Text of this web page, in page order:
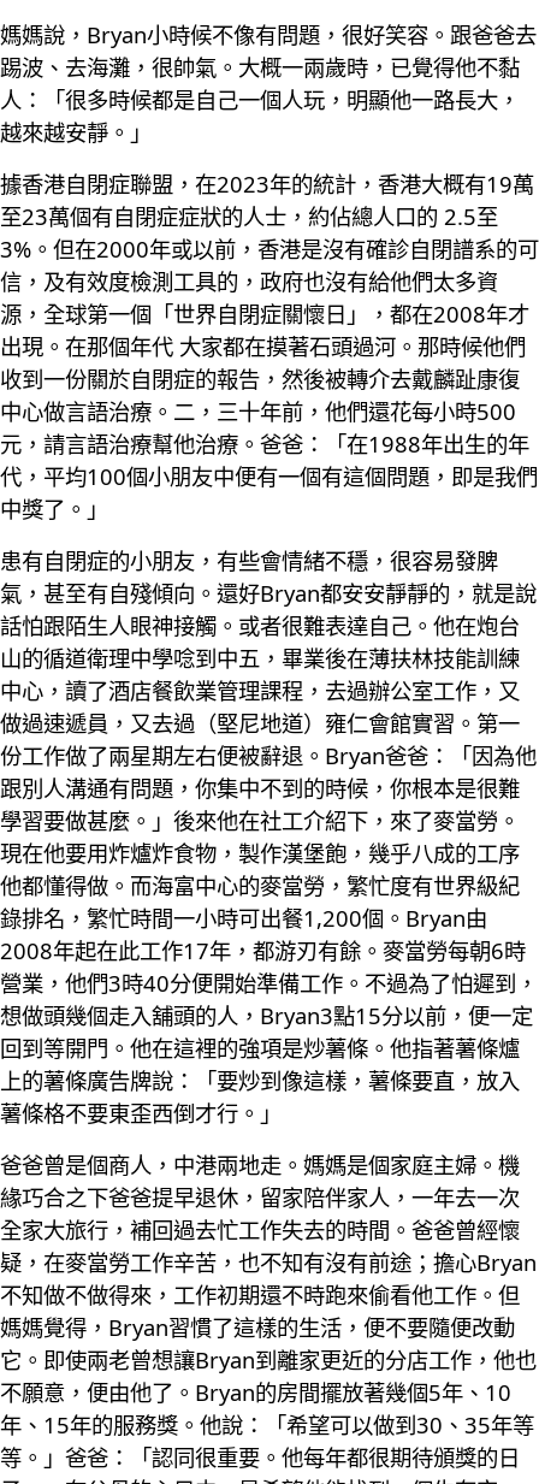
媽媽說，Bryan小時候不像有問題，很好笑容。跟爸爸去
踢波、去海灘，很帥氣。大概一兩歲時，已覺得他不黏
人：「很多時候都是自己一個人玩，明顯他一路長大，
越來越安靜。」
據香港自閉症聯盟，在2023年的統計，香港大概有19萬
至23萬個有自閉症症狀的人士，約佔總人口的 2.5至
3%。但在2000年或以前，香港是沒有確診自閉譜系的可
信，及有效度檢測工具的，政府也沒有給他們太多資
源，全球第一個「世界自閉症關懷日」，都在2008年才
出現。在那個年代 大家都在摸著石頭過河。那時候他們
收到一份關於自閉症的報告，然後被轉介去戴麟趾康復
中心做言語治療。二，三十年前，他們還花每小時500
元，請言語治療幫他治療。爸爸：「在1988年出生的年
代，平均100個小朋友中便有一個有這個問題，即是我們
中獎了。」
患有自閉症的小朋友，有些會情緒不穩，很容易發脾
氣，甚至有自殘傾向。還好Bryan都安安靜靜的，就是說
話怕跟陌生人眼神接觸。或者很難表達自己。他在炮台
山的循道衛理中學唸到中五，畢業後在薄扶林技能訓練
中心，讀了酒店餐飲業管理課程，去過辦公室工作，又
做過速遞員，又去過（堅尼地道）雍仁會館實習。第一
份工作做了兩星期左右便被辭退。Bryan爸爸：「因為他
跟別人溝通有問題，你集中不到的時候，你根本是很難
學習要做甚麼。」後來他在社工介紹下，來了麥當勞。
現在他要用炸爐炸食物，製作漢堡飽，幾乎八成的工序
他都懂得做。而海富中心的麥當勞，繁忙度有世界級紀
錄排名，繁忙時間一小時可出餐1,200個。Bryan由
2008年起在此工作17年，都游刃有餘。麥當勞每朝6時
營業，他們3時40分便開始準備工作。不過為了怕遲到，
想做頭幾個走入舖頭的人，Bryan3點15分以前，便一定
回到等開門。他在這裡的強項是炒薯條。他指著薯條爐
上的薯條廣告牌說：「要炒到像這樣，薯條要直，放入
薯條格不要東歪西倒才行。」
爸爸曾是個商人，中港兩地走。媽媽是個家庭主婦。機
緣巧合之下爸爸提早退休，留家陪伴家人，一年去一次
全家大旅行，補回過去忙工作失去的時間。爸爸曾經懷
疑，在麥當勞工作辛苦，也不知有沒有前途；擔心Bryan
不知做不做得來，工作初期還不時跑來偷看他工作。但
媽媽覺得，Bryan習慣了這樣的生活，便不要隨便改動
它。即使兩老曾想讓Bryan到離家更近的分店工作，他也
不願意，便由他了。Bryan的房間擺放著幾個5年、10
年、15年的服務獎。他說：「希望可以做到30、35年等
等。」爸爸：「認同很重要。他每年都很期待頒獎的日